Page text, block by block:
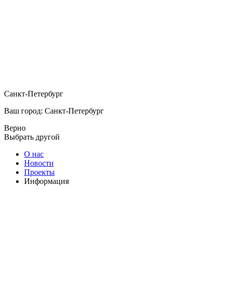
Санкт-Петербург
Ваш город: Санкт-Петербург
Верно
Выбрать другой
О нас
Новости
Проекты
Информация